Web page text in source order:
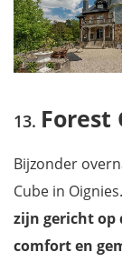
Forest
Bijzonder
Cube in Oignies.
zijn gericht op
comfort en